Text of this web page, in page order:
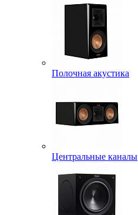
Полочная акустика
Центральные каналы